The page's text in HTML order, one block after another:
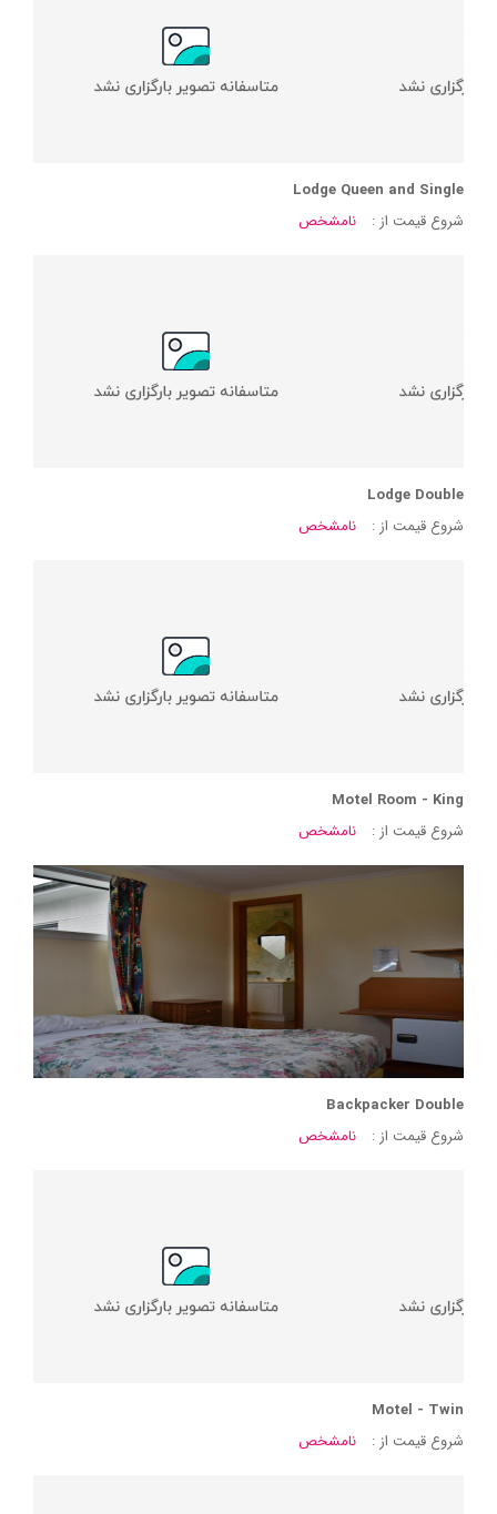
Lodge Queen and Single
شروع قیمت از :
نامشخص
Lodge Double
شروع قیمت از :
نامشخص
Motel Room - King
شروع قیمت از :
نامشخص
Backpacker Double
شروع قیمت از :
نامشخص
Motel - Twin
شروع قیمت از :
نامشخص